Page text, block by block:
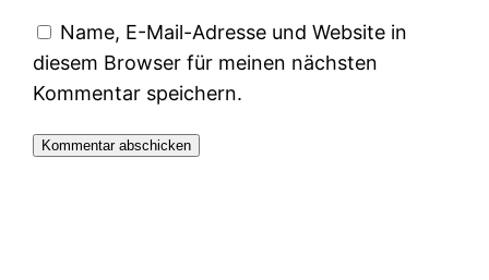
Name, E-Mail-Adresse und Website in
diesem Browser für meinen nächsten
Kommentar speichern.